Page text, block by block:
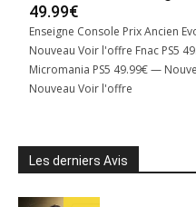
49.99€
Enseigne Console Prix Ancien
Nouveau Voir l'offre Fnac PS5
Micromania PS5 49.99€ —
Nouveau Voir l'offre
Les derniers Avis